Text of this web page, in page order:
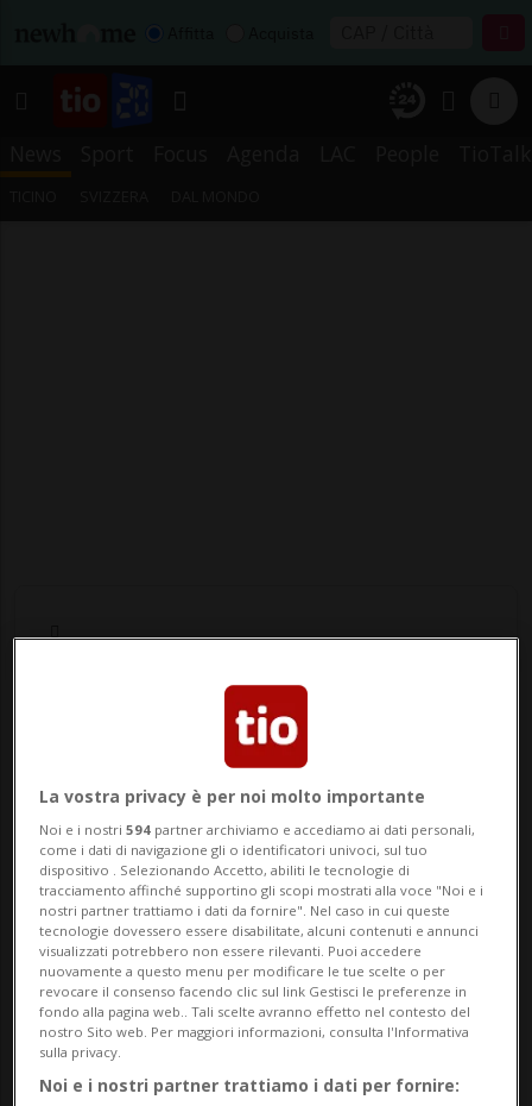
Notizie su Giacomo
Valnegri
Segui le notizie e gli approfondimenti su
Giacomo Valnegri.
La vostra privacy è per noi molto importante
Noi e i nostri594 partner archiviamo e accediamo ai dati personali,
come i dati di navigazione gli o identificatori univoci, sul tuo
dispositivo . Selezionando Accetto, abiliti le tecnologie di
tracciamento affinché supportino gli scopi mostrati alla voce "Noi e i
nostri partner trattiamo i dati da fornire". Nel caso in cui queste
tecnologie dovessero essere disabilitate, alcuni contenuti e annunci
visualizzati potrebbero non essere rilevanti. Puoi accedere
nuovamente a questo menu per modificare le tue scelte o per
revocare il consenso facendo clic sul link Gestisci le preferenze in
fondo alla pagina web.. Tali scelte avranno effetto nel contesto del
nostro Sito web. Per maggiori informazioni, consulta l'Informativa
sulla privacy.
Noi e i nostri partner trattiamo i dati per fornire: